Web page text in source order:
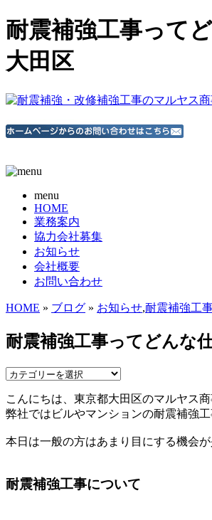
耐震補強工事って
大田区
menu
HOME
業務案内
協力会社募集
お知らせ
会社概要
お問い合わせ
HOME » ブログ » お知らせ,耐震補強工
耐震補強工事ってどんな
こんにちは、東京都大田区のマルヤス商
弊社ではビルやマンションの耐震補強
本日は一般の方はあまり目にする機会
耐震補強工事について